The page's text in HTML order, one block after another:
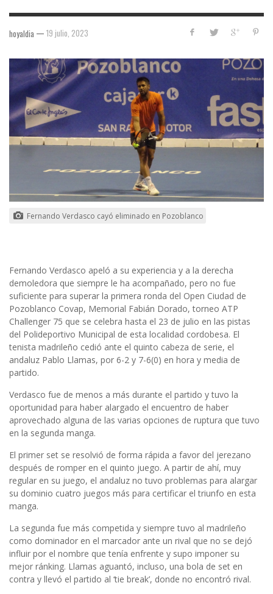
hoyaldia — 19 julio, 2023
Fernando Verdasco cayó eliminado en Pozoblanco
Fernando Verdasco apeló a su experiencia y a la derecha
demoledora que siempre le ha acompañado, pero no fue
suficiente para superar la primera ronda del Open Ciudad de
Pozoblanco Covap, Memorial Fabián Dorado, torneo ATP
Challenger 75 que se celebra hasta el 23 de julio en las pistas
del Polideportivo Municipal de esta localidad cordobesa. El
tenista madrileño cedió ante el quinto cabeza de serie, el
andaluz Pablo Llamas, por 6-2 y 7-6(0) en hora y media de
partido.
Verdasco fue de menos a más durante el partido y tuvo la
oportunidad para haber alargado el encuentro de haber
aprovechado alguna de las varias opciones de ruptura que tuvo
en la segunda manga.
El primer set se resolvió de forma rápida a favor del jerezano
después de romper en el quinto juego. A partir de ahí, muy
regular en su juego, el andaluz no tuvo problemas para alargar
su dominio cuatro juegos más para certificar el triunfo en esta
manga.
La segunda fue más competida y siempre tuvo al madrileño
como dominador en el marcador ante un rival que no se dejó
influir por el nombre que tenía enfrente y supo imponer su
mejor ránking. Llamas aguantó, incluso, una bola de set en
contra y llevó el partido al ‘tie break’, donde no encontró rival.